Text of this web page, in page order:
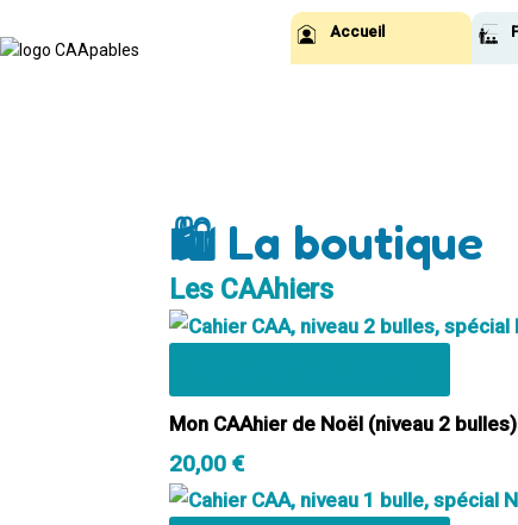
au
Accueil
🛍️ La boutique
Les CAAhiers
Mon CAAhier de Noël (niveau 2 bulles)
20,00€